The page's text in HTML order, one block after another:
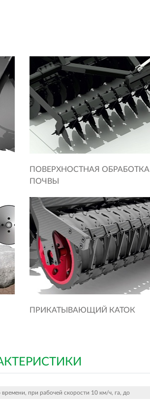
ПОВЕРХНОСТНАЯ ОБРАБОТКА
ПОЧВЫ
ПРИКАТЫВАЮЩИЙ КАТОК
при рабочей скорости 10 км/ч, га, до